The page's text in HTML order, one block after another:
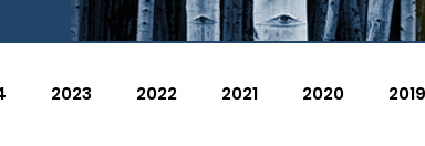
2023 2022 2021 2020 2019